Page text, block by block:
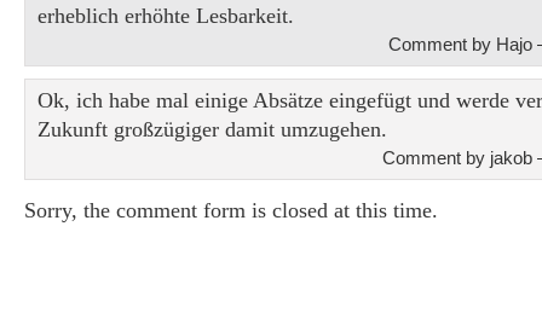
erheblich erhöhte Lesbarkeit.
Comment by
Ok, ich habe mal einige Absätze eingefügt und werde
Zukunft großzügiger damit umzugehen.
Comment by
Sorry, the comment form is closed at this time.